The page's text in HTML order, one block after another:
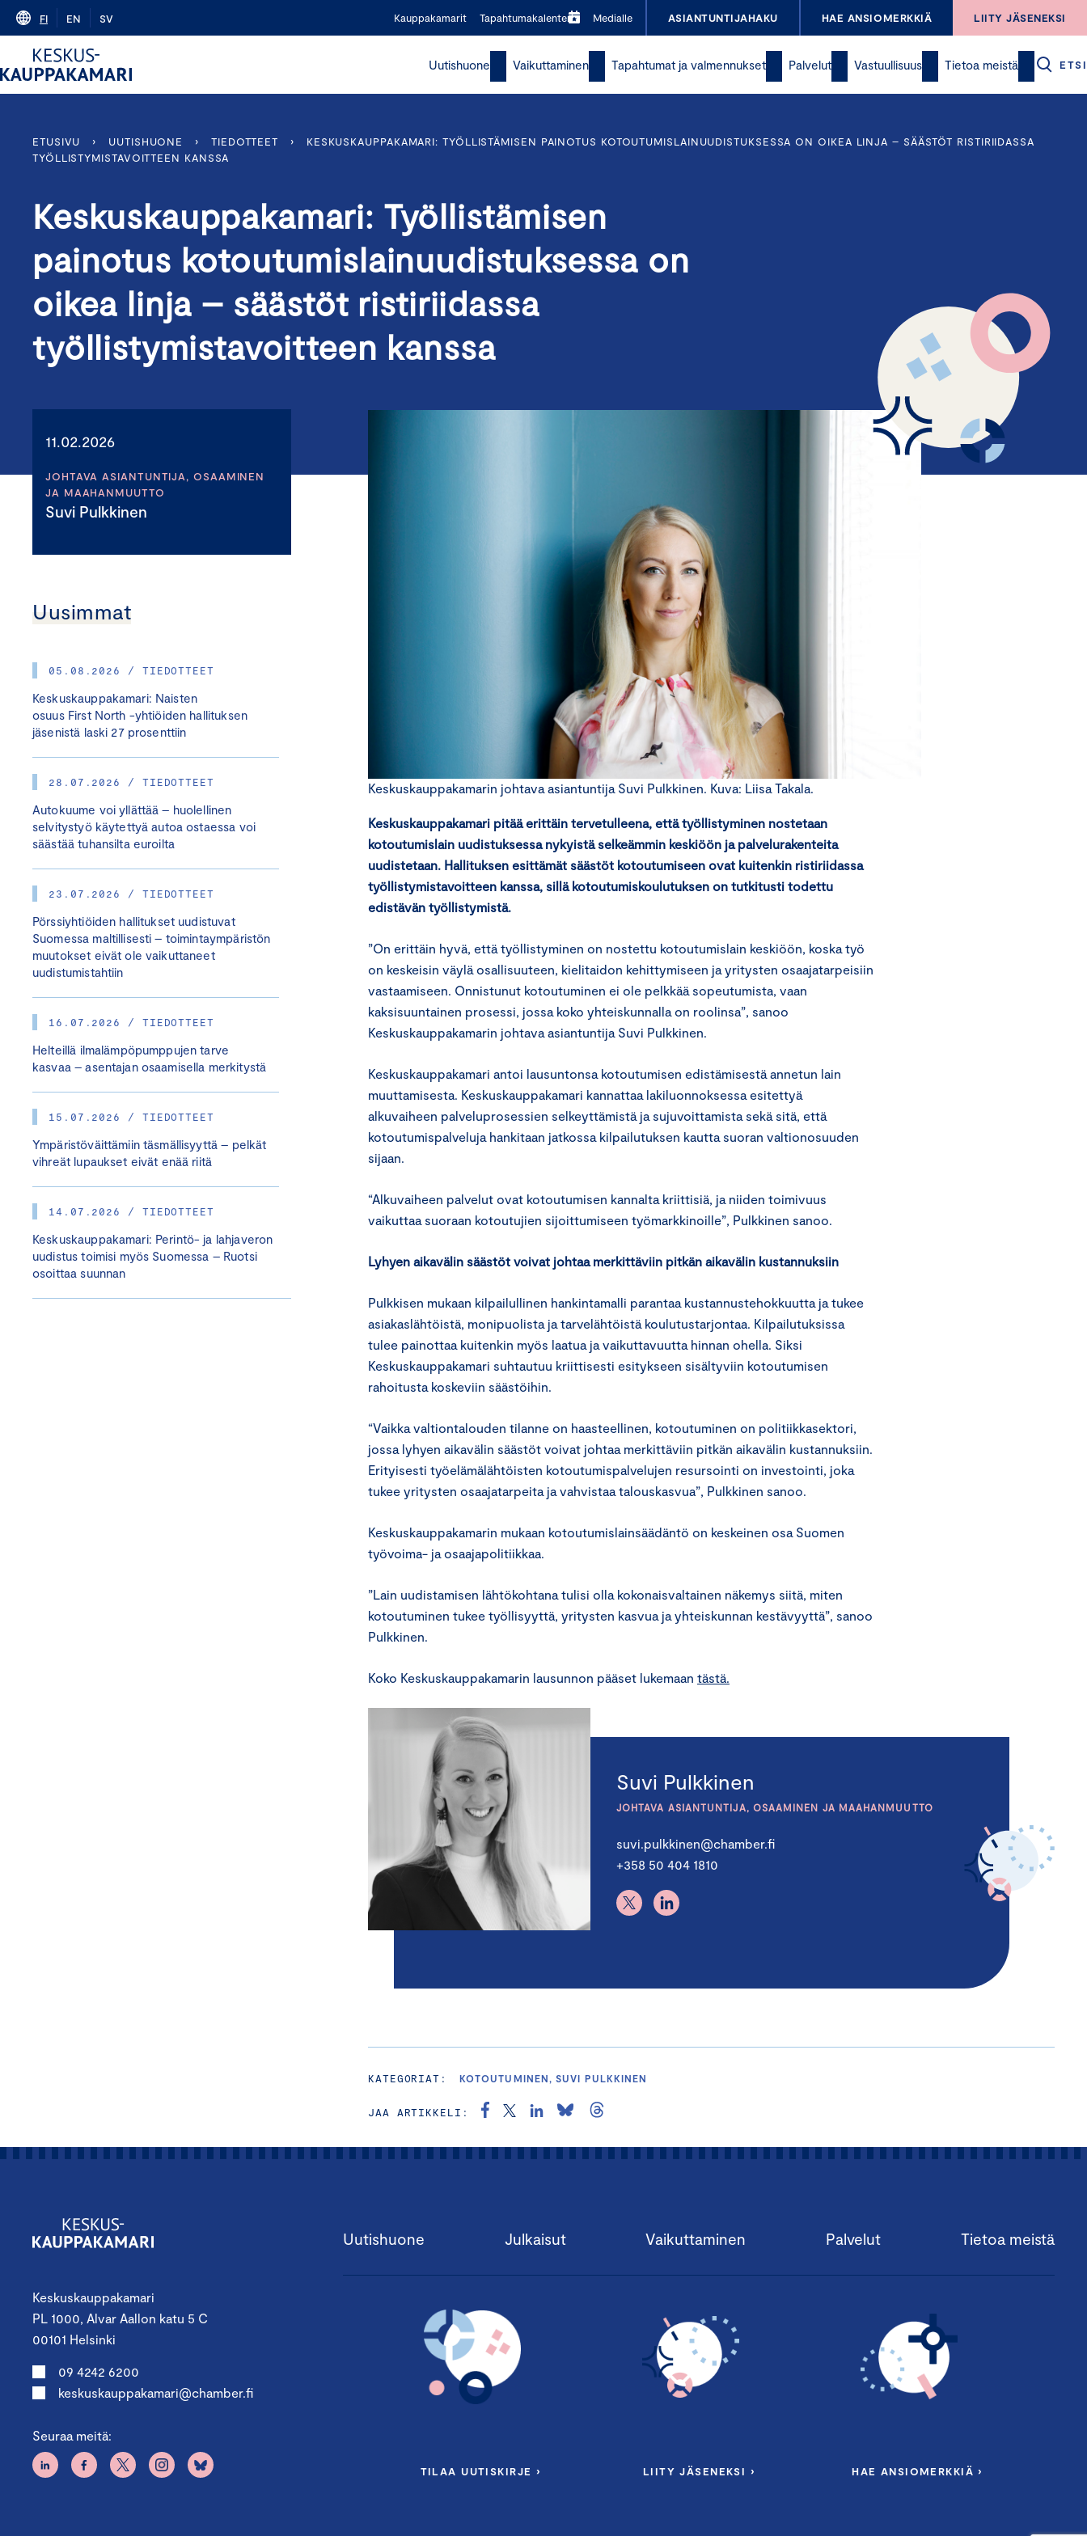
Skip
content
FI EN SV Kauppakamarit Tapahtumakalenteri Medialle ASIANTUNTIJAHAKU HAE ANSIOMERKKIÄ LIITY JÄSENEKSI
Uutishuone Vaikuttaminen Tapahtumat ja valmennukset Palvelut Vastuullisuus Tietoa meistä ETSI
ETUSIVU › UUTISHUONE › TIEDOTTEET ›
KESKUSKAUPPAKAMARI: TYÖLLISTÄMISEN PAINOTUS KOTOUTUMISLAINUUDISTUKSESSA ON OIKEA LINJA – SÄÄSTÖT RISTIRIIDASSA
TYÖLLISTYMISTAVOITTEEN KANSSA
Keskuskauppakamari: Työllistämisen
painotus kotoutumislainuudistuksessa on
oikea linja – säästöt ristiriidassa
työllistymistavoitteen kanssa
11.02.2026
JOHTAVA ASIANTUNTIJA, OSAAMINEN
JA MAAHANMUUTTO
Suvi Pulkkinen
Uusimmat
05.08.2026 / TIEDOTTEET
Keskuskauppakamari: Naisten
osuus First North -yhtiöiden hallituksen
jäsenistä laski 27 prosenttiin
28.07.2026 / TIEDOTTEET
Autokuume voi yllättää – huolellinen
selvitystyö käytettyä autoa ostaessa voi
säästää tuhansilta euroilta
23.07.2026 / TIEDOTTEET
Pörssiyhtiöiden hallitukset uudistuvat
Suomessa maltillisesti – toimintaympäristön
muutokset eivät ole vaikuttaneet
uudistumistahtiin
16.07.2026 / TIEDOTTEET
Helteillä ilmalämpöpumppujen tarve
kasvaa – asentajan osaamisella merkitystä
15.07.2026 / TIEDOTTEET
Ympäristöväittämiin täsmällisyyttä – pelkät
vihreät lupaukset eivät enää riitä
14.07.2026 / TIEDOTTEET
Keskuskauppakamari: Perintö- ja lahjaveron
uudistus toimisi myös Suomessa – Ruotsi
osoittaa suunnan
Keskuskauppakamarin johtava asiantuntija Suvi Pulkkinen. Kuva: Liisa Takala.
Keskuskauppakamari pitää erittäin tervetulleena, että työllistyminen nostetaan
kotoutumislain uudistuksessa nykyistä selkeämmin keskiöön ja palvelurakenteita
uudistetaan. Hallituksen esittämät säästöt kotoutumiseen ovat kuitenkin ristiriidassa
työllistymistavoitteen kanssa, sillä kotoutumiskoulutuksen on tutkitusti todettu
edistävän työllistymistä.
”On erittäin hyvä, että työllistyminen on nostettu kotoutumislain keskiöön, koska työ
on keskeisin väylä osallisuuteen, kielitaidon kehittymiseen ja yritysten osaajatarpeisiin
vastaamiseen. Onnistunut kotoutuminen ei ole pelkkää sopeutumista, vaan
kaksisuuntainen prosessi, jossa koko yhteiskunnalla on roolinsa”, sanoo
Keskuskauppakamarin johtava asiantuntija Suvi Pulkkinen.
Keskuskauppakamari antoi lausuntonsa kotoutumisen edistämisestä annetun lain
muuttamisesta. Keskuskauppakamari kannattaa lakiluonnoksessa esitettyä
alkuvaiheen palveluprosessien selkeyttämistä ja sujuvoittamista sekä sitä, että
kotoutumispalveluja hankitaan jatkossa kilpailutuksen kautta suoran valtionosuuden
sijaan.
“Alkuvaiheen palvelut ovat kotoutumisen kannalta kriittisiä, ja niiden toimivuus
vaikuttaa suoraan kotoutujien sijoittumiseen työmarkkinoille”, Pulkkinen sanoo.
Lyhyen aikavälin säästöt voivat johtaa merkittäviin pitkän aikavälin kustannuksiin
Pulkkisen mukaan kilpailullinen hankintamalli parantaa kustannustehokkuutta ja tukee
asiakaslähtöistä, monipuolista ja tarvelähtöistä koulutustarjontaa. Kilpailutuksissa
tulee painottaa kuitenkin myös laatua ja vaikuttavuutta hinnan ohella. Siksi
Keskuskauppakamari suhtautuu kriittisesti esitykseen sisältyviin kotoutumisen
rahoitusta koskeviin säästöihin.
“Vaikka valtiontalouden tilanne on haasteellinen, kotoutuminen on politiikkasektori,
jossa lyhyen aikavälin säästöt voivat johtaa merkittäviin pitkän aikavälin kustannuksiin.
Erityisesti työelämälähtöisten kotoutumispalvelujen resursointi on investointi, joka
tukee yritysten osaajatarpeita ja vahvistaa talouskasvua”, Pulkkinen sanoo.
Keskuskauppakamarin mukaan kotoutumislainsäädäntö on keskeinen osa Suomen
työvoima- ja osaajapolitiikkaa.
”Lain uudistamisen lähtökohtana tulisi olla kokonaisvaltainen näkemys siitä, miten
kotoutuminen tukee työllisyyttä, yritysten kasvua ja yhteiskunnan kestävyyttä”, sanoo
Pulkkinen.
Koko Keskuskauppakamarin lausunnon pääset lukemaan tästä.
Suvi Pulkkinen
JOHTAVA ASIANTUNTIJA, OSAAMINEN JA MAAHANMUUTTO
suvi.pulkkinen@chamber.fi
+358 50 404 1810
KATEGORIAT: KOTOUTUMINEN, SUVI PULKKINEN
JAA ARTIKKELI:
Keskuskauppakamari
PL 1000, Alvar Aallon katu 5 C
00101 Helsinki
09 4242 6200
keskuskauppakamari@chamber.fi
Seuraa meitä:
Uutishuone Julkaisut Vaikuttaminen Palvelut Tietoa meistä
TILAA UUTISKIRJE › LIITY JÄSENEKSI › HAE ANSIOMERKKIÄ ›